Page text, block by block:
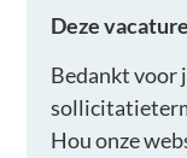
Deze
Bedankt voor
Hou onze